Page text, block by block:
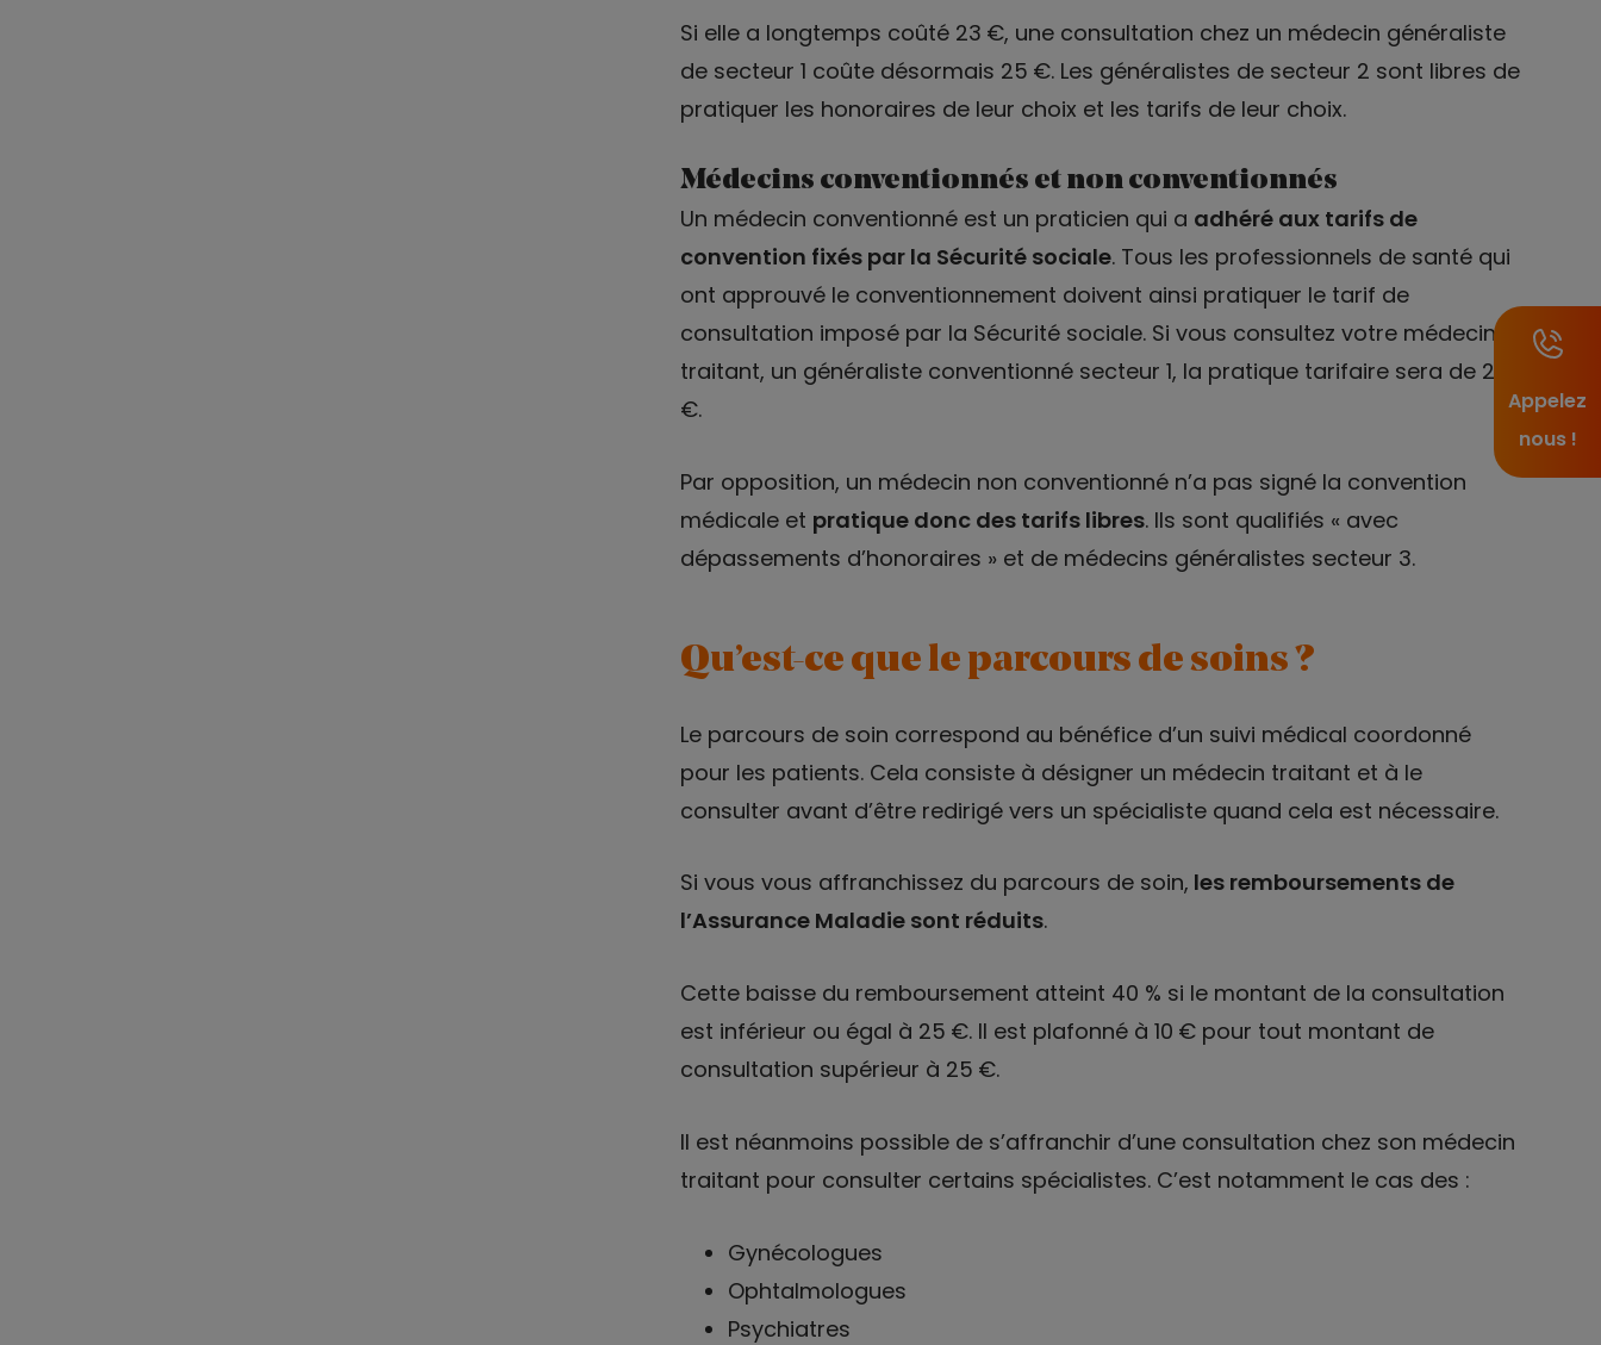
Appelez
nous !
Si elle a longtemps coûté 23 €, une consultation chez un médecin généraliste
de secteur 1 coûte désormais 25 €. Les généralistes de secteur 2 sont libres de
pratiquer les honoraires de leur choix et les tarifs de leur choix.
Médecins conventionnés et non conventionnés
Un médecin conventionné est un praticien qui a adhéré aux tarifs de
convention fixés par la Sécurité sociale. Tous les professionnels de santé qui
ont approuvé le conventionnement doivent ainsi pratiquer le tarif de
consultation imposé par la Sécurité sociale. Si vous consultez votre médecin
traitant, un généraliste conventionné secteur 1, la pratique tarifaire sera de 25
€.
Par opposition, un médecin non conventionné n’a pas signé la convention
médicale et pratique donc des tarifs libres. Ils sont qualifiés « avec
dépassements d’honoraires » et de médecins généralistes secteur 3.
Qu’est-ce que le parcours de soins ?
Le parcours de soin correspond au bénéfice d’un suivi médical coordonné
pour les patients. Cela consiste à désigner un médecin traitant et à le
consulter avant d’être redirigé vers un spécialiste quand cela est nécessaire.
Si vous vous affranchissez du parcours de soin, les remboursements de
l’Assurance Maladie sont réduits.
Cette baisse du remboursement atteint 40 % si le montant de la consultation
est inférieur ou égal à 25 €. Il est plafonné à 10 € pour tout montant de
consultation supérieur à 25 €.
Il est néanmoins possible de s’affranchir d’une consultation chez son médecin
traitant pour consulter certains spécialistes. C’est notamment le cas des :
Gynécologues
Ophtalmologues
Psychiatres